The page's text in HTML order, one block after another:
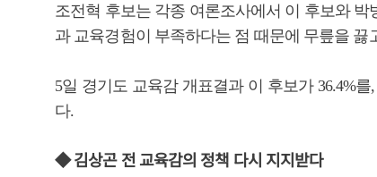
조전혁 후보는 각종 여론조사에서 이 후보와
과 교육경험이 부족하다는 점 때문에 무릎을 끓
5일 경기도 교육감 개표결과 이 후보가 36.4%
다.
◆ 김상곤 전 교육감의 정책 다시 지지받다